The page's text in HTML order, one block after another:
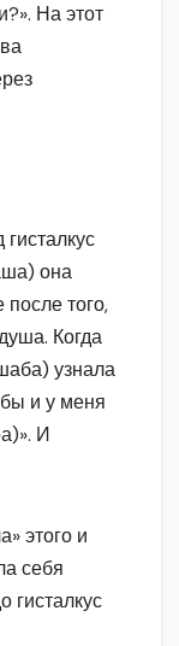
На этот
она
того,
Когда
узнала
и у меня
И
этого и
себя
гисталкус